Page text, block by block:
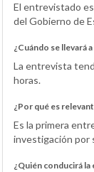
El entrevistado
del Gobierno de
¿Cuándo se llevará
La entrevista
horas.
¿Por qué es
Es la primera
investigación por
¿Quién conducirá la